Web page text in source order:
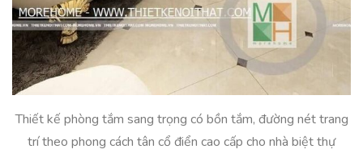
Thiết kế phòng tắm sang trọng có bồn tắm, đường nét trang
trí theo phong cách tân cổ điển cao cấp cho nhà biệt thự